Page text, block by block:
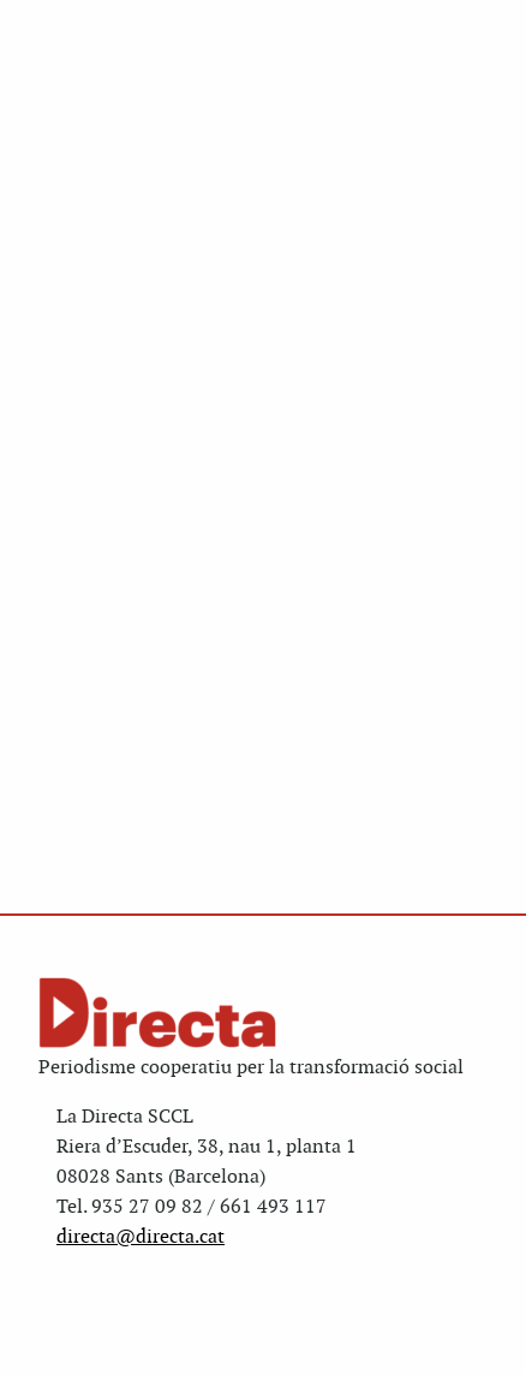
Periodisme cooperatiu per la transformació social
La Directa SCCL
Riera d’Escuder, 38, nau 1, planta 1
08028 Sants (Barcelona)
Tel. 935 27 09 82 / 661 493 117
directa@directa.cat